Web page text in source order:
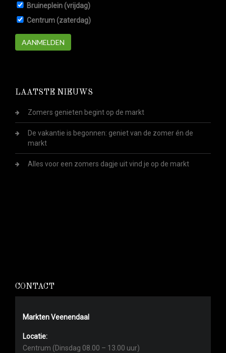
Bruineplein (vrijdag)
Centrum (zaterdag)
AANMELDEN
LAATSTE NIEUWS
Zomers genieten begint op de markt
De vakantie is begonnen: geniet van de zomer én de
markt
Alles voor een zomers dagje uit vind je op de markt
CONTACT
Markten Veenendaal
Locatie:
Centrum (Dinsdag 08.00 – 13.00 uur)